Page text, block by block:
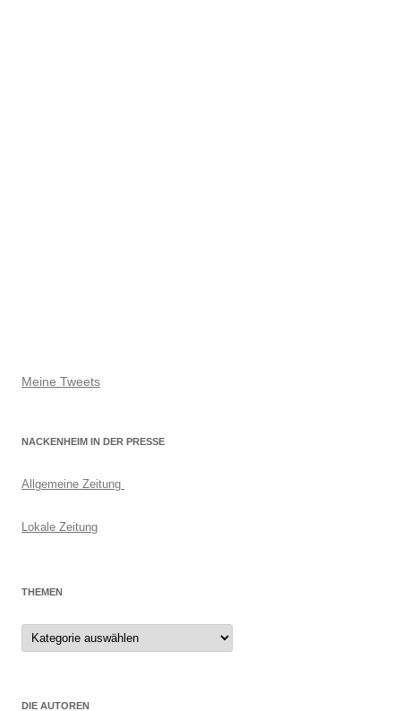
Meine Tweets
NACKENHEIM IN DER PRESSE
Allgemeine Zeitung
Lokale Zeitung
THEMEN
Themen
DIE AUTOREN